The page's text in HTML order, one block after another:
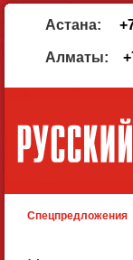
Астана:
Алматы:
Спецпредложения